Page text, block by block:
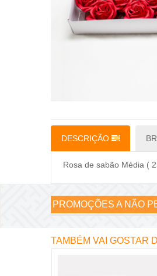
DESCRIÇÃO
Rosa de sabão Média (
PROMOÇÕES A NÃO
TAMBÉM VAI GOSTAR